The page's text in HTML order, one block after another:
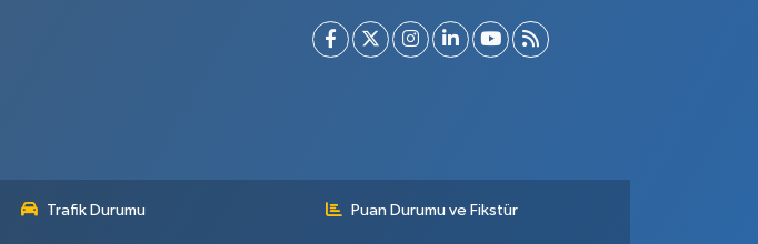
Trafik Durumu Puan Durumu ve Fikstür